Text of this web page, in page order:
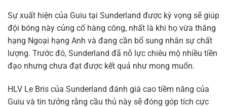
Sự xuất hiện của Guiu tại Sunderland được kỳ vọng sẽ giúp
đội bóng này củng cố hàng công, nhất là khi họ vừa thăng
hạng Ngoại hạng Anh và đang cần bổ sung nhân sự chất
lượng. Trước đó, Sunderland đã nỗ lực chiêu mộ nhiều tiền
đạo nhưng chưa đạt được kết quả như mong muốn.
HLV Le Bris của Sunderland đánh giá cao tiềm năng của
Guiu và tin tưởng rằng cầu thủ này sẽ đóng góp tích cực